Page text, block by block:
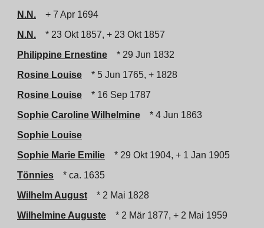
N.N.
+ 7 Apr 1694
N.N.
* 23 Okt 1857, + 23 Okt 1857
Philippine Ernestine
* 29 Jun 1832
Rosine Louise
* 5 Jun 1765, + 1828
Rosine Louise
* 16 Sep 1787
Sophie Caroline Wilhelmine
* 4 Jun 1863
Sophie Louise
Sophie Marie Emilie
* 29 Okt 1904, + 1 Jan 1905
Tönnies
* ca. 1635
Wilhelm August
* 2 Mai 1828
Wilhelmine Auguste
* 2 Mär 1877, + 2 Mai 1959